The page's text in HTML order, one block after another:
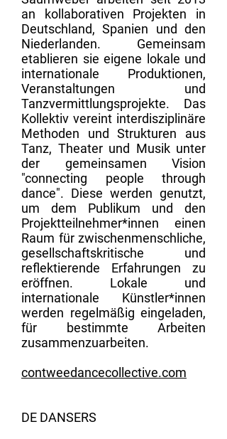
an kollaborativen Projekten in
Deutschland, Spanien und den
Niederlanden. Gemeinsam
etablieren sie eigene lokale und
internationale Produktionen,
Veranstaltungen und
Tanzvermittlungsprojekte. Das
Kollektiv vereint interdisziplinäre
Methoden und Strukturen aus
Tanz, Theater und Musik unter
der gemeinsamen Vision
"connecting people through
dance". Diese werden genutzt,
um dem Publikum und den
Projektteilnehmer*innen einen
Raum für zwischenmenschliche,
gesellschaftskritische und
reflektierende Erfahrungen zu
eröffnen. Lokale und
internationale Künstler*innen
werden regelmäßig eingeladen,
für bestimmte Arbeiten
zusammenzuarbeiten.
contweedancecollective.com
DE DANSERS